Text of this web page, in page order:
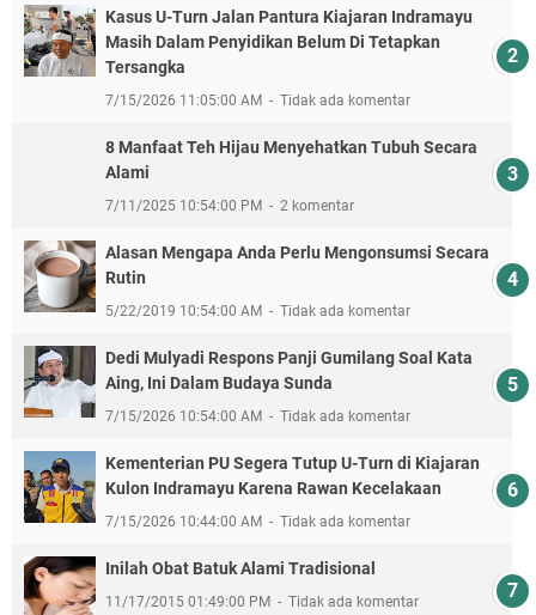
Kasus U-Turn Jalan Pantura Kiajaran Indramayu
Masih Dalam Penyidikan Belum Di Tetapkan
Tersangka
7/15/2026 11:05:00 AM Tidak ada komentar
8 Manfaat Teh Hijau Menyehatkan Tubuh Secara
Alami
7/11/2025 10:54:00 PM 2 komentar
Alasan Mengapa Anda Perlu Mengonsumsi Secara
Rutin
5/22/2019 10:54:00 AM Tidak ada komentar
Dedi Mulyadi Respons Panji Gumilang Soal Kata
Aing, Ini Dalam Budaya Sunda
7/15/2026 10:54:00 AM Tidak ada komentar
Kementerian PU Segera Tutup U-Turn di Kiajaran
Kulon Indramayu Karena Rawan Kecelakaan
7/15/2026 10:44:00 AM Tidak ada komentar
Inilah Obat Batuk Alami Tradisional
11/17/2015 01:49:00 PM Tidak ada komentar